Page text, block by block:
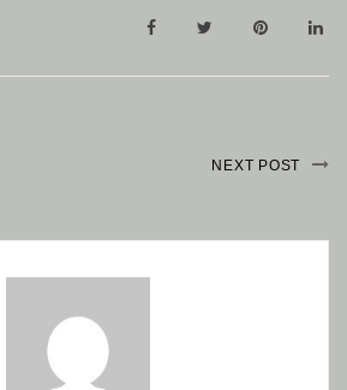
NEXT POST